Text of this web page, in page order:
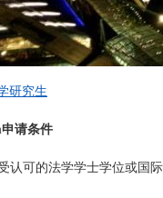
研究生
请条件
认可的法学学士学位或国际